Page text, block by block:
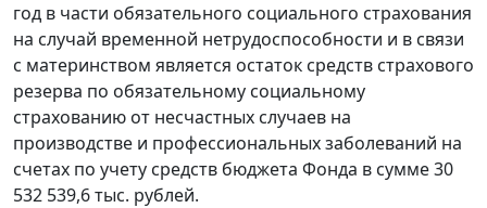
год в части обязательного социального страхования
на случай временной нетрудоспособности и в связи
с материнством является остаток средств страхового
резерва по обязательному социальному
страхованию от несчастных случаев на
производстве и профессиональных заболеваний на
счетах по учету средств бюджета Фонда в сумме 30
532 539,6 тыс. рублей.